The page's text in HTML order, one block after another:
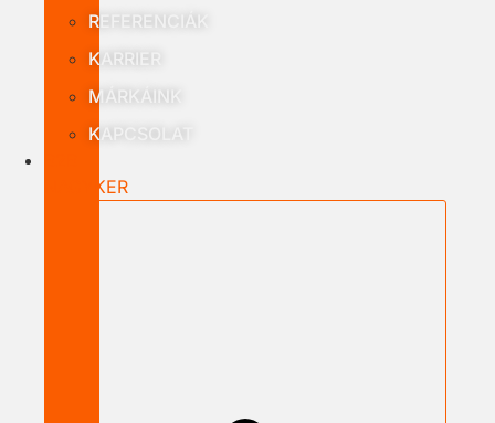
REFERENCIÁK
KARRIER
MÁRKÁINK
KAPCSOLAT
NAGYKER